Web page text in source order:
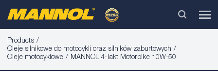
Products
Oleje silnikowe do motocykli oraz silników zaburtowych
Oleje motocyklowe
MANNOL 4-Takt Motorbike 10W-50